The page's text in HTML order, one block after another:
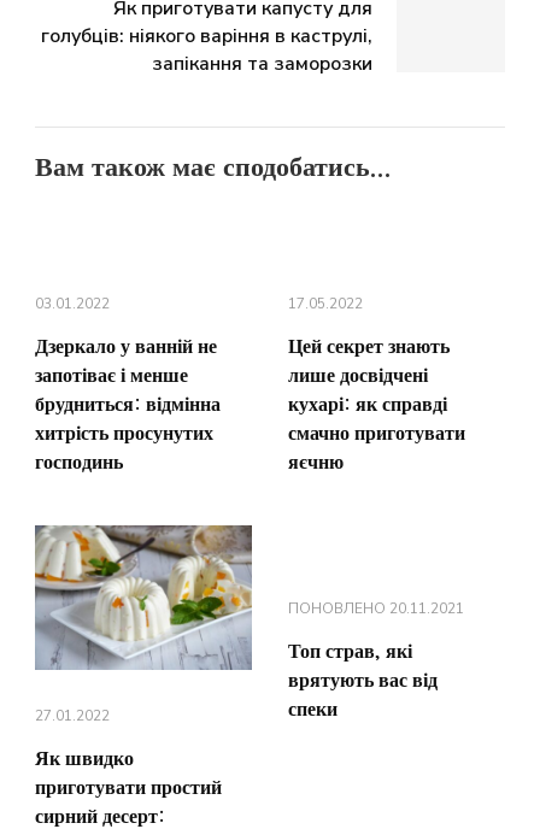
Як приготувати капусту для
голубців: ніякого варіння в каструлі,
запікання та заморозки
Вам також має сподобатись...
03.01.2022
Дзеркало у ванній не
запотіває і менше
брудниться: відмінна
хитрість просунутих
господинь
17.05.2022
Цей секрет знають
лише досвідчені
кухарі: як справді
смачно приготувати
яєчню
27.01.2022
Як швидко
приготувати простий
сирний десерт:
ПОНОВЛЕНО 20.11.2021
Топ страв, які
врятують вас від
спеки